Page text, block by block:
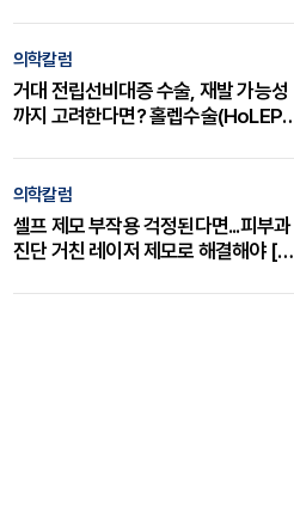
의학칼럼
거대 전립선비대증 수술, 재발 가능성
까지 고려한다면? 홀렙수술(HoLEP)
의학칼럼
셀프 제모 부작용 걱정된다면...피부과
진단 거친 레이저 제모로 해결해야 [변